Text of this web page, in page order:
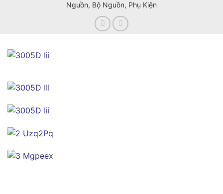
Nguồn, Bộ Nguồn, Phụ Kiện